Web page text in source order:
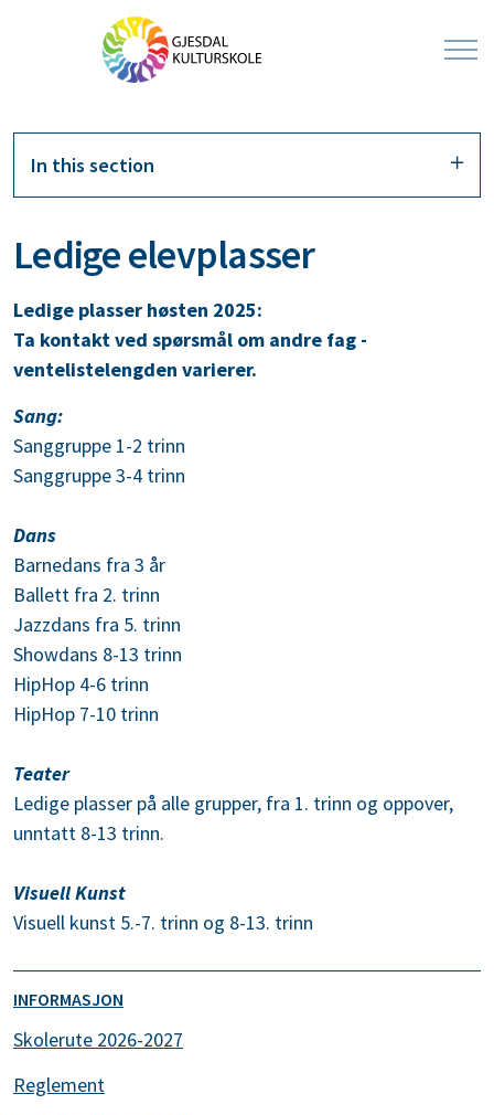
In this section
Ledige elevplasser
Ledige plasser høsten 2025:
Ta kontakt ved spørsmål om andre fag -
ventelistelengden varierer.
Sang:
Sanggruppe 1-2 trinn
Sanggruppe 3-4 trinn
Dans
Barnedans fra 3 år
Ballett fra 2. trinn
Jazzdans fra 5. trinn
Showdans 8-13 trinn
HipHop 4-6 trinn
HipHop 7-10 trinn
Teater
Ledige plasser på alle grupper, fra 1. trinn og oppover,
unntatt 8-13 trinn.
Visuell Kunst
Visuell kunst 5.-7. trinn og 8-13. trinn
INFORMASJON
Skolerute 2026-2027
Reglement